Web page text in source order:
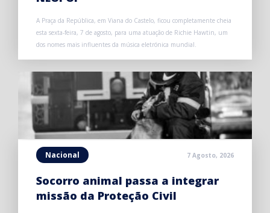
A Praça da República, em Viana do Castelo, ficou completamente cheia
esta sexta-feira, 7 de agosto, para uma atuação de Richie Hawtin, um
dos nomes mais influentes da música eletrónica mundial.
Nacional 7 Agosto, 2026
Socorro animal passa a integrar
missão da Proteção Civil